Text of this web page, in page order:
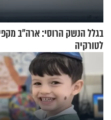
בגלל הנשק הרוסי: ארה"ב
לטורקיה